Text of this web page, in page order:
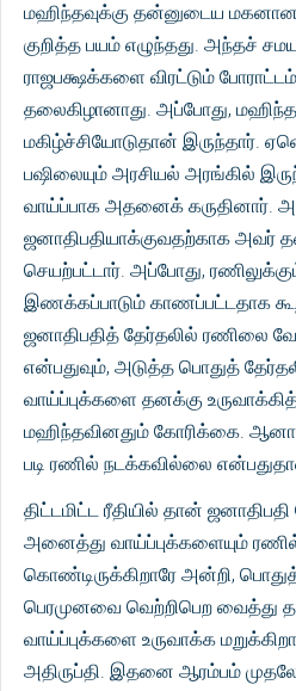
மஹிந்தவுக்கு தன்னுடைய மகனான
குறித்த பயம் எழுந்தது. அந்தச்
ராஜபக்ஷக்களை விரட்டும்
தலைகிழானாது. அப்போது, மஹிந்த
மகிழ்ச்சியோடுதான் இருந்தார்.
பஷிலையும் அரசியல் அரங்கில்
வாய்ப்பாக அதனைக் கருதினார்.
ஜனாதிபதியாக்குவதற்காக அவர்
செயற்பட்டார். அப்போது,
இணக்கப்பாடும் காணப்பட்டதாக
ஜனாதிபதித் தேர்தலில் ரணிலை
என்பதுவும், அடுத்த பொதுத்
வாய்ப்புக்களை தனக்கு
மஹிந்தவினதும் கோரிக்கை.
படி ரணில் நடக்கவில்லை
திட்டமிட்ட ரீதியில் தான்
அனைத்து வாய்ப்புக்களையும்
கொண்டிருக்கிறாரே அன்றி,
பெரமுனவை வெற்றிபெற வைத்து
வாய்ப்புக்களை உருவாக்க
அதிருப்தி. இதனை ஆரம்பம்